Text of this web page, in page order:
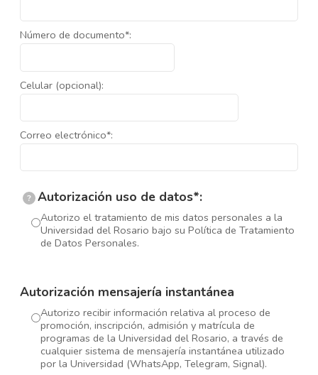
Número de documento*:
Celular (opcional):
Correo electrónico*:
? Autorización uso de datos*:
Autorizo el tratamiento de mis datos personales a la
Universidad del Rosario bajo su Política de Tratamiento
de Datos Personales.
Autorización mensajería instantánea
Autorizo recibir información relativa al proceso de
promoción, inscripción, admisión y matrícula de
programas de la Universidad del Rosario, a través de
cualquier sistema de mensajería instantánea utilizado
por la Universidad (WhatsApp, Telegram, Signal).